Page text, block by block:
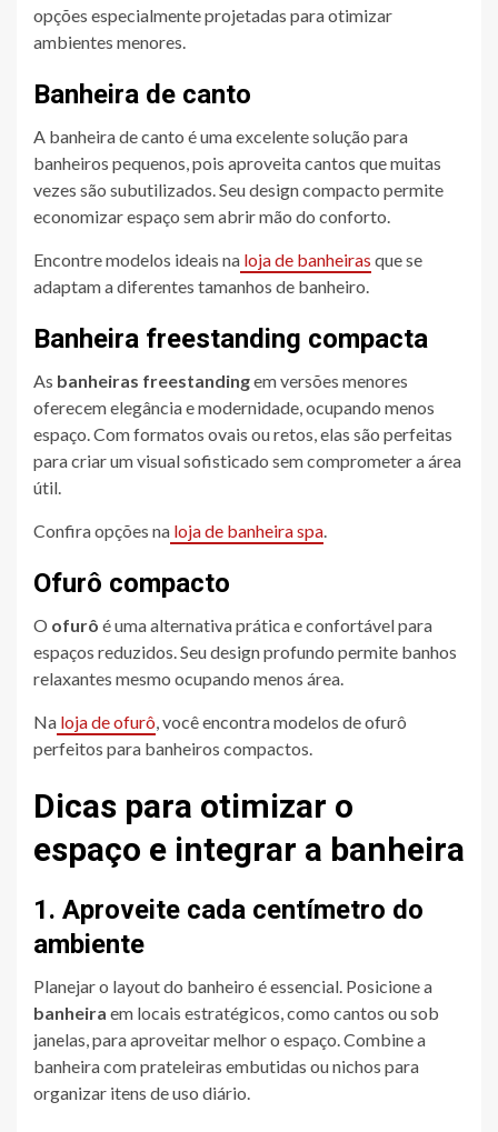
opções especialmente projetadas para otimizar
ambientes menores.
Banheira de canto
A banheira de canto é uma excelente solução para
banheiros pequenos, pois aproveita cantos que muitas
vezes são subutilizados. Seu design compacto permite
economizar espaço sem abrir mão do conforto.
Encontre modelos ideais na loja de banheiras que se
adaptam a diferentes tamanhos de banheiro.
Banheira freestanding compacta
As banheiras freestandingem versões menores
oferecem elegância e modernidade, ocupando menos
espaço. Com formatos ovais ou retos, elas são perfeitas
para criar um visual sofisticado sem comprometer a área
útil.
Confira opções na loja de banheira spa.
Ofurô compacto
O ofurô é uma alternativa prática e confortável para
espaços reduzidos. Seu design profundo permite banhos
relaxantes mesmo ocupando menos área.
Na loja de ofurô, você encontra modelos de ofurô
perfeitos para banheiros compactos.
Dicas para otimizar o
espaço e integrar a banheira
1. Aproveite cada centímetro do
ambiente
Planejar o layout do banheiro é essencial. Posicione a
banheira em locais estratégicos, como cantos ou sob
janelas, para aproveitar melhor o espaço. Combine a
banheira com prateleiras embutidas ou nichos para
organizar itens de uso diário.